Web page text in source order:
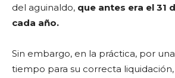
del aguinaldo, que antes era el 31
cada año.
Sin embargo, en la práctica, por
tiempo para su correcta